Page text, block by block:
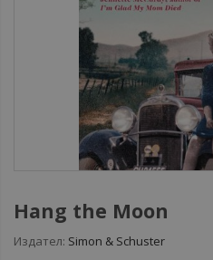
Hang the Moon
Издател: Simon & Schuster